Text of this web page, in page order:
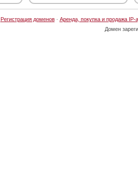
Регистрация доменов· Аренда, покупка и продажа IP-
Домен